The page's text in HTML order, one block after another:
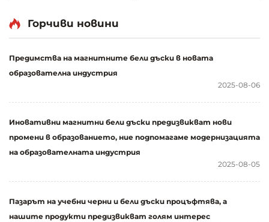
коркова повърхност и
информационна табла,
информационен стенд
за офис, училище,
Горчиви новини
Предимства на магнитните бели дъски в новата
образователна индустрия
2025-08-06
Иновативни магнитни бели дъски предизвикват нови
промени в образованието, ние подпомагаме модернизацията
на образователната индустрия
2025-08-05
Пазарът на учебни черни и бели дъски процъфтява, а
нашите продукти предизвикват голям интерес